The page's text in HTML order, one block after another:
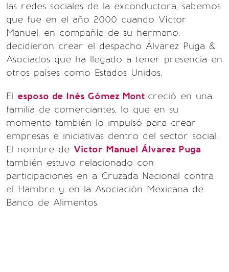
las redes sociales de la exconductora, sabemos
que fue en el año 2000 cuando Víctor
Manuel, en compañía de su hermano,
decidieron crear el despacho Álvarez Puga &
Asociados que ha llegado a tener presencia en
otros países como Estados Unidos.
El esposo de Inés Gómez Mont creció en una
familia de comerciantes, lo que en su
momento también lo impulsó para crear
empresas e iniciativas dentro del sector social.
El nombre de Víctor Manuel Álvarez Puga
también estuvo relacionado con
participaciones en a Cruzada Nacional contra
el Hambre y en la Asociación Mexicana de
Banco de Alimentos.